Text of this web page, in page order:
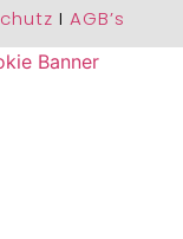
I AGB’s
Banner